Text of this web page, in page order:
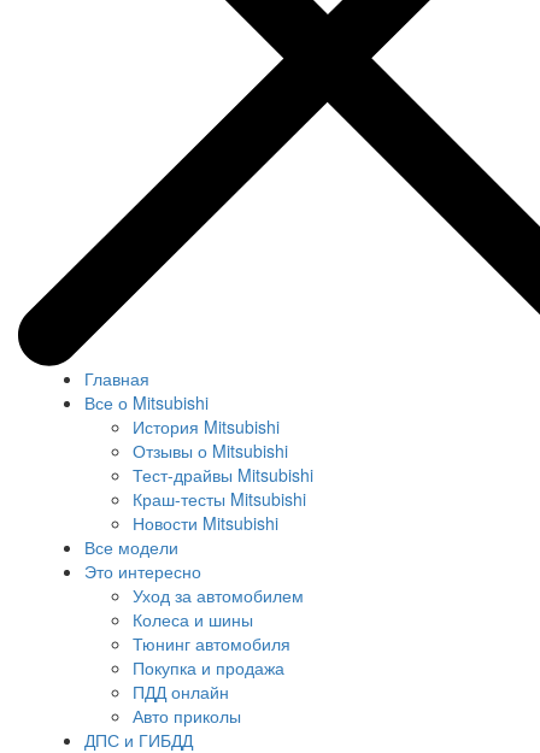
Главная
Все о Mitsubishi
История Mitsubishi
Отзывы о Mitsubishi
Тест-драйвы Mitsubishi
Краш-тесты Mitsubishi
Новости Mitsubishi
Все модели
Это интересно
Уход за автомобилем
Колеса и шины
Тюнинг автомобиля
Покупка и продажа
ПДД онлайн
Авто приколы
ДПС и ГИБДД